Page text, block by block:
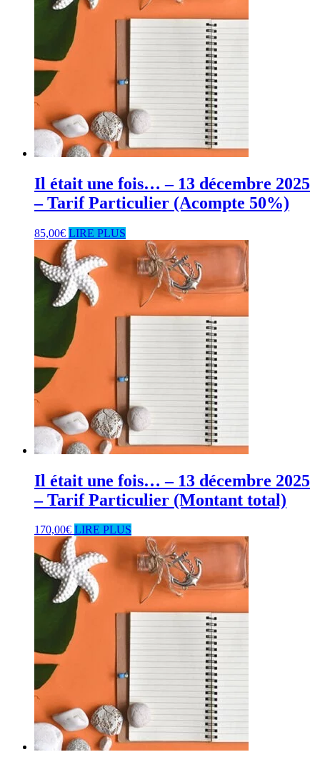
Il était une fois… – 13 décembre 2025
– Tarif Particulier (Acompte 50%)
85,00€ LIRE PLUS
Il était une fois… – 13 décembre 2025
– Tarif Particulier (Montant total)
170,00€ LIRE PLUS